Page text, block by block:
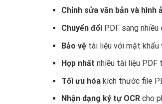
Chỉnh sửa văn bản và hình
Chuyển đổiPDF sang nhiều
Bảo vệtài liệu với mật khẩu
Hợp nhất nhiều tài liệu PDF
Tối ưu hóakích thước file
Nhận dạng ký tự OCRcho